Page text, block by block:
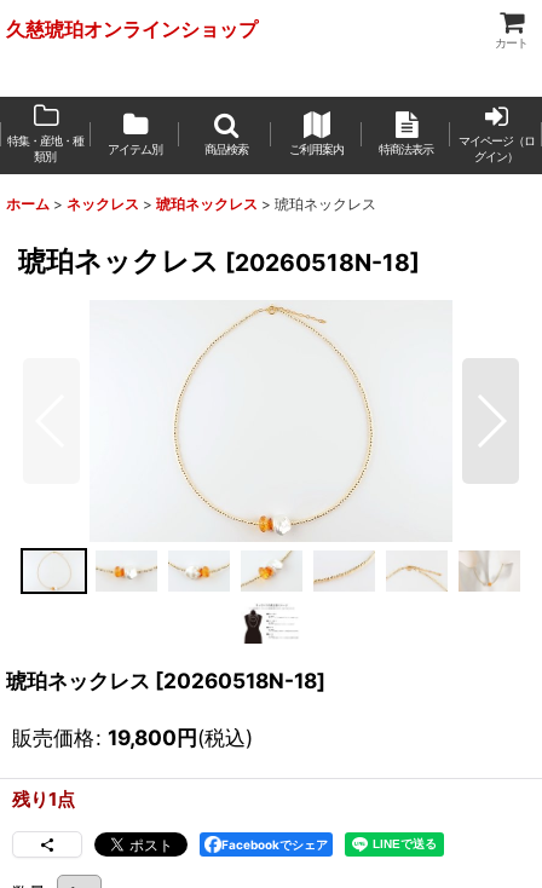
久慈琥珀オンラインショップ
カート
特集・産地・種
類別
アイテム別 商品検索 ご利用案内 特商法表示
マイページ（ロ
グイン）
ホーム > ネックレス > 琥珀ネックレス > 琥珀ネックレス
琥珀ネックレス [20260518N-18]
琥珀ネックレス [20260518N-18]
販売価格: 19,800円(税込)
残り1点
Facebookでシェア